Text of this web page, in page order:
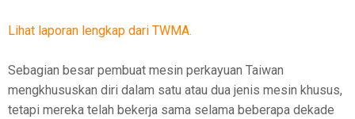
Lihat laporan lengkap dari TWMA.
Sebagian besar pembuat mesin perkayuan Taiwan
mengkhususkan diri dalam satu atau dua jenis mesin khusus,
tetapi mereka telah bekerja sama selama beberapa dekade